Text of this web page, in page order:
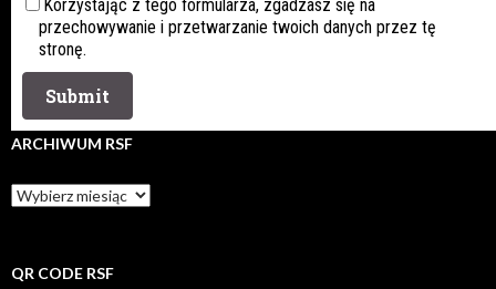
Korzystając z tego formularza, zgadzasz się na
przechowywanie i przetwarzanie twoich danych przez tę
stronę.
ARCHIWUM RSF
Archiwum
rsf
QR CODE RSF